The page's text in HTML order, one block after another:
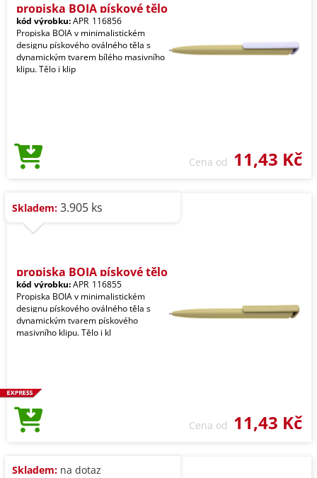
propiska BOIA pískové tělo
kód výrobku:APR_116856
Propiska BOIA v minimalistickém
designu pískového oválného těla s
dynamickým tvarem bílého masivního
klipu. Tělo i klip
Cena od 11,43 Kč
Skladem: 3.905 ks
propiska BOIA pískové tělo
kód výrobku:APR_116855
Propiska BOIA v minimalistickém
designu pískového oválného těla s
dynamickým tvarem pískového
masivního klipu. Tělo i kl
Cena od 11,43 Kč
Skladem: na dotaz